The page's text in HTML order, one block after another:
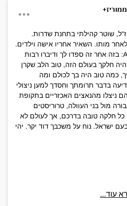
שוטר קהילתי בתחנת שדרות.
מותו. השאיר אחריו אישה וילדים.
מתוך דבריה של Almaz Zeru: בזה אחר זה ספדו לך ודיברו רבות
היה חלקך בעולם הזה, טוב הלב שקרן
כמה טוב היה בך לכולם ומה
בדבר תרומתך וחסדך למען ניצולי
ניצלו מהנאצים האכזריים בתקופת
מול בני העוולה, טרוריסטים
כל חלקה טובה בדרכם, אך לעולם לא
ישראל. נוח על משכבך דוד יקר. יהי
עוד...